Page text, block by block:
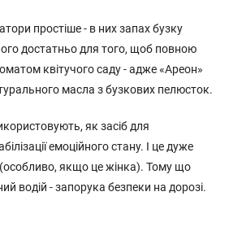
простіше - в них запах бузку
достатньо для того, щоб повною
квітучого саду - адже «Ареон»
масла з бузкових пелюсток.
як засіб для
емоційного стану. І це дуже
якщо це жінка). Тому що
водій - запорука безпеки на дорозі.